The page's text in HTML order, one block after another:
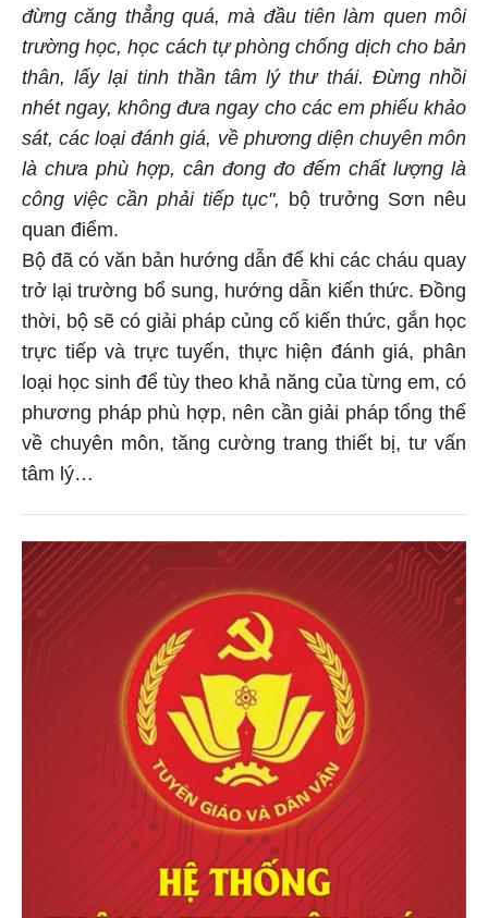
đừng căng thẳng quá, mà đầu tiên làm quen môi
trường học, học cách tự phòng chống dịch cho bản
thân, lấy lại tinh thần tâm lý thư thái. Đừng nhồi
nhét ngay, không đưa ngay cho các em phiếu khảo
sát, các loại đánh giá, về phương diện chuyên môn
là chưa phù hợp, cân đong đo đếm chất lượng là
công việc cần phải tiếp tục",
bộ trưởng Sơn nêu
quan điểm.
Bộ đã có văn bản hướng dẫn để khi các cháu quay
trở lại trường bổ sung, hướng dẫn kiến thức. Đồng
thời, bộ sẽ có giải pháp củng cố kiến thức, gắn học
trực tiếp và trực tuyến, thực hiện đánh giá, phân
loại học sinh để tùy theo khả năng của từng em, có
phương pháp phù hợp, nên cần giải pháp tổng thể
về chuyên môn, tăng cường trang thiết bị, tư vấn
tâm lý…